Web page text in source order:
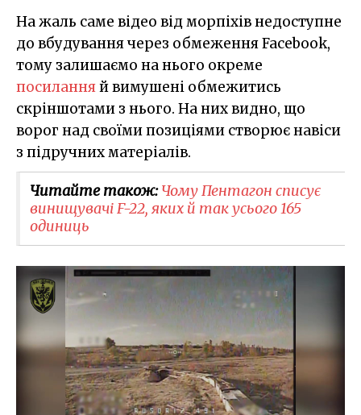
На жаль саме відео від морпіхів недоступне
до вбудування через обмеження Facebook,
тому залишаємо на нього окреме
посиланняй вимушені обмежитись
скріншотами з нього. На них видно, що
ворог над своїми позиціями створює навіси
з підручних матеріалів.
Читайте також:Чому Пентагон списує
винищувачі F-22, яких й так усього 165
одиниць